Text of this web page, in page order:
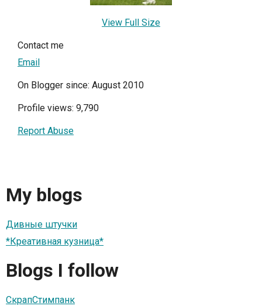
View Full Size
Contact me
Email
On Blogger since: August 2010
Profile views: 9,790
Report Abuse
My blogs
Дивные штучки
*Креативная кузница*
Blogs I follow
СкрапСтимпанк